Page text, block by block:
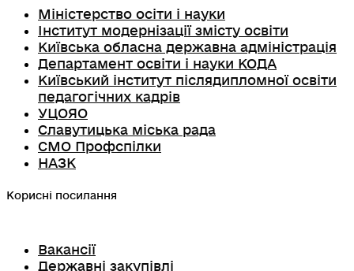
Міністерство осіти і науки
Інститут модернізації змісту освіти
Київська обласна державна адміністрація
Департамент освіти і науки КОДА
Київський інститут післядипломної освіти
педагогічних кадрів
УЦОЯО
Славутицька міська рада
СМО Профспілки
НАЗК
Корисні посилання
Вакансії
Державні закупівлі